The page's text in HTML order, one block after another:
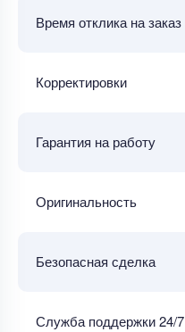
Время отклика на заказ
Корректировки
Гарантия на работу
Оригинальность
Безопасная сделка
Служба поддержки 24/7